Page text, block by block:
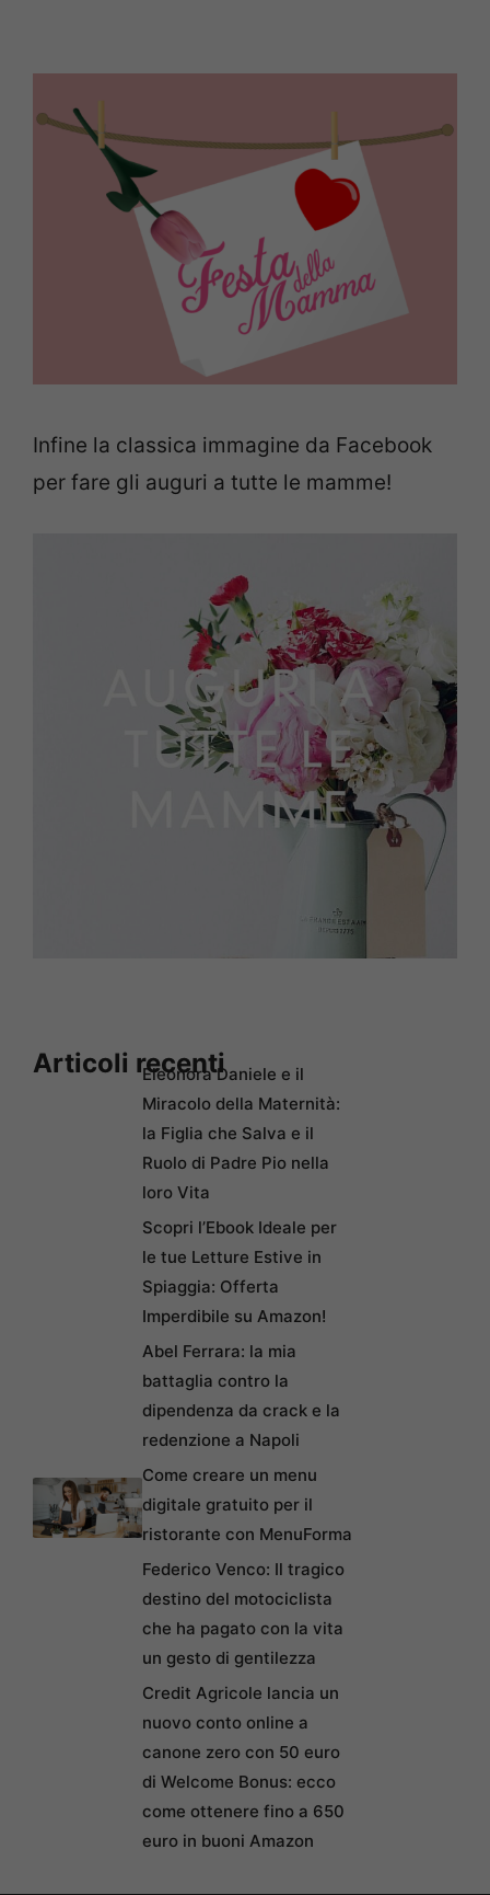
Infine la classica immagine da Facebook
per fare gli auguri a tutte le mamme!
Articoli recentiEleonora Daniele e il
Miracolo della Maternità:
la Figlia che Salva e il
Ruolo di Padre Pio nella
loro Vita
Scopri l’Ebook Ideale per
le tue Letture Estive in
Spiaggia: Offerta
Imperdibile su Amazon!
Abel Ferrara: la mia
battaglia contro la
dipendenza da crack e la
redenzione a Napoli
Come creare un menu
digitale gratuito per il
ristorante con MenuForma
Federico Venco: Il tragico
destino del motociclista
che ha pagato con la vita
un gesto di gentilezza
Credit Agricole lancia un
nuovo conto online a
canone zero con 50 euro
di Welcome Bonus: ecco
come ottenere fino a 650
euro in buoni Amazon